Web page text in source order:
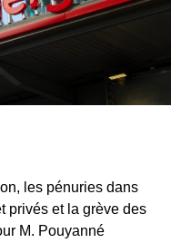
les pénuries dans
privés et la grève des
M. Pouyanné